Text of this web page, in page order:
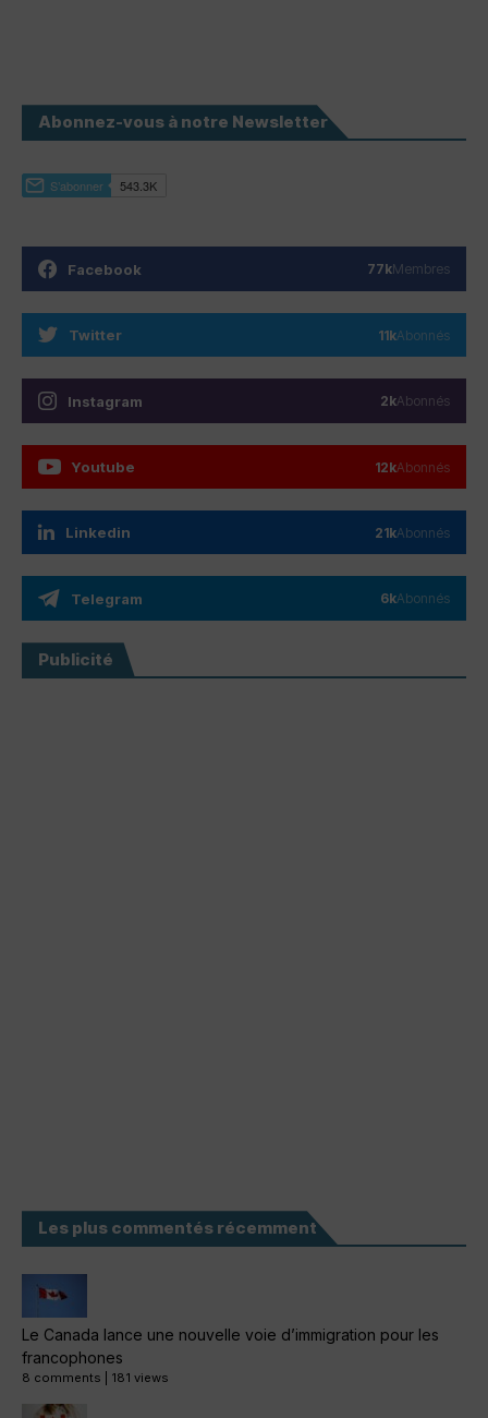
Abonnez-vous à notre Newsletter
Facebook 77kMembres
Twitter 11kAbonnés
Instagram 2kAbonnés
Youtube 12kAbonnés
Linkedin 21kAbonnés
Telegram 6kAbonnés
Publicité
Les plus commentés récemment
Le Canada lance une nouvelle voie d’immigration pour les
francophones
8 comments 181 views